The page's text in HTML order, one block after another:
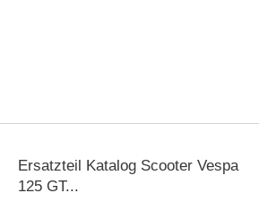
Ersatzteil Katalog Scooter Vespa
125 GT...